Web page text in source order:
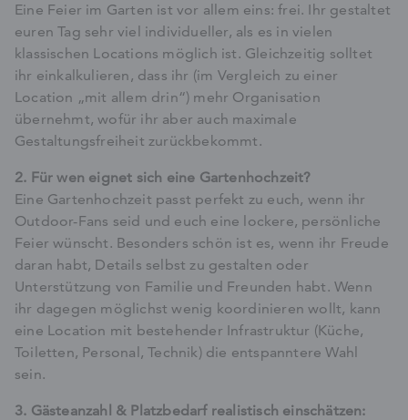
Eine Feier im Garten ist vor allem eins: frei. Ihr gestaltet
euren Tag sehr viel individueller, als es in vielen
klassischen Locations möglich ist. Gleichzeitig solltet
ihr einkalkulieren, dass ihr (im Vergleich zu einer
Location „mit allem drin“) mehr Organisation
übernehmt, wofür ihr aber auch maximale
Gestaltungsfreiheit zurückbekommt.
2. Für wen eignet sich eine Gartenhochzeit?
Eine Gartenhochzeit passt perfekt zu euch, wenn ihr
Outdoor-Fans seid und euch eine lockere, persönliche
Feier wünscht. Besonders schön ist es, wenn ihr Freude
daran habt, Details selbst zu gestalten oder
Unterstützung von Familie und Freunden habt. Wenn
ihr dagegen möglichst wenig koordinieren wollt, kann
eine Location mit bestehender Infrastruktur (Küche,
Toiletten, Personal, Technik) die entspanntere Wahl
sein.
3. Gästeanzahl & Platzbedarf realistisch einschätzen: